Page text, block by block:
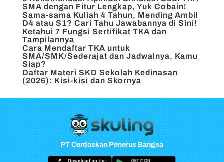
SMA dengan Fitur Lengkap, Yuk Cobain!
Sama-sama Kuliah 4 Tahun, Mending Ambil
D4 atau S1? Cari Tahu Jawabannya di Sini!
Ketahui 7 Fungsi Sertifikat TKA dan
Tampilannya
Cara Mendaftar TKA untuk
SMA/SMK/Sederajat dan Jadwalnya, Kamu
Siap?
Daftar Materi SKD Sekolah Kedinasan
(2026): Kisi-kisi dan Skornya
PT Cerdaskan Penerus Bangsa